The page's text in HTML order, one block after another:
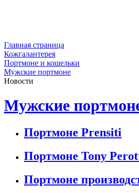
Главная страница
Кожгалантерея
Портмоне и кошельки
Мужские портмоне
Новости
Мужские
Портмоне Prensiti
Портмоне Tony
Портмоне